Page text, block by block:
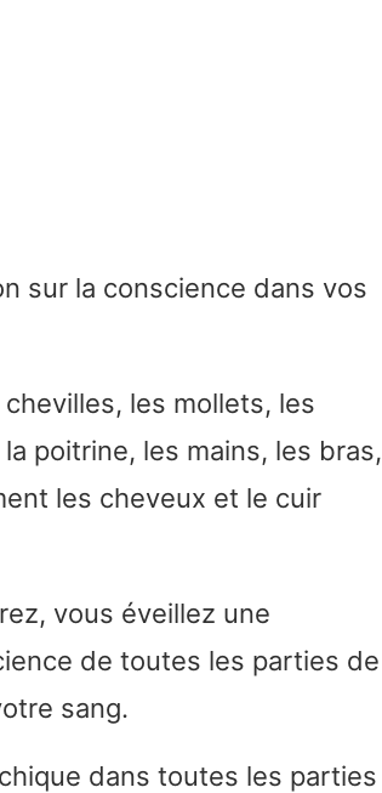
sur la conscience dans vos
les mollets, les
poitrine, les mains, les bras,
les cheveux et le cuir
vous éveillez une
de toutes les parties de
sang.
dans toutes les parties